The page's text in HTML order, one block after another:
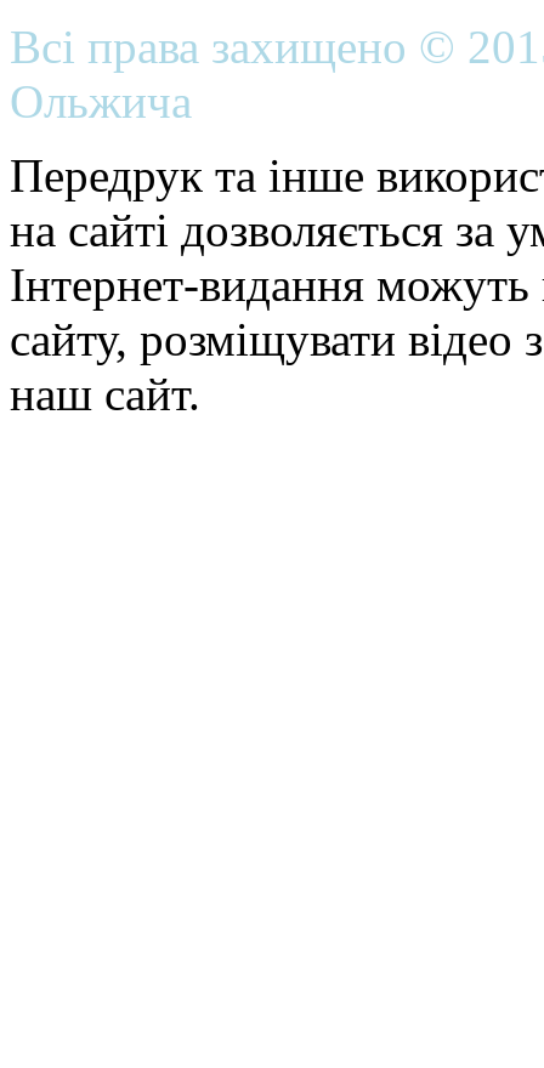
Всі права захищено ©
Ольжича
Передрук та інше
на сайті дозволяється
Інтернет-видання можуть
сайту, розміщувати відео
наш сайт.